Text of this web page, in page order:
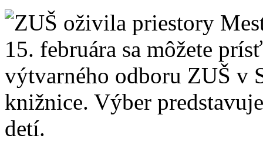
oživila priestory
15. februára sa môžete
výtvarného odboru ZUŠ v
knižnice. Výber
detí.